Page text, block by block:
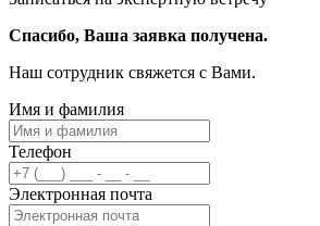
Спасибо, Ваша заявка получена.
Наш сотрудник свяжется с Вами.
Имя и фамилия
Телефон
Электронная почта